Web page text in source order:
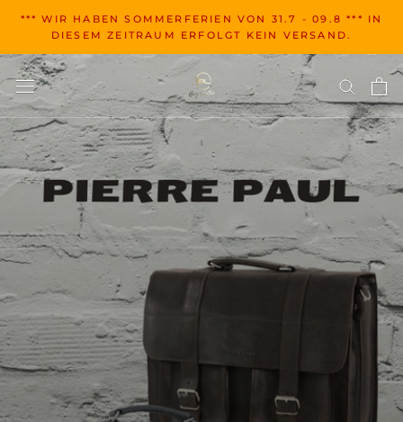
springen
*** WIR HABEN SOMMERFERIEN VON 31.7 - 09.8 *** IN
DIESEM ZEITRAUM ERFOLGT KEIN VERSAND.